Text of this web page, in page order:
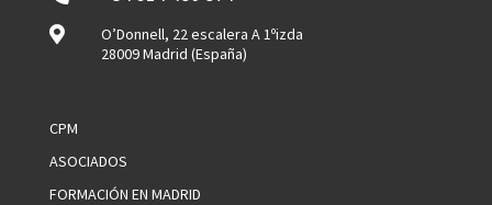

O’Donnell, 22 escalera A 1ºizda
28009 Madrid (España)
CPM
ASOCIADOS
FORMACIÓN EN MADRID